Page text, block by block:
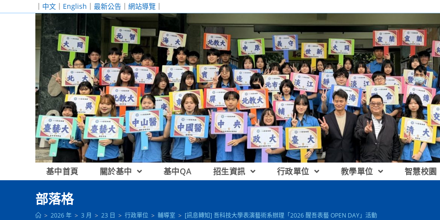
｜ 中文 ｜ English ｜ 最新公告 ｜ 網站導覽 ｜
基中首頁 關於基中 基中QA 招生資訊 行政單位 教學單位 智慧校園
部落格
> 2026 年 > 3 月 > 23 日 > 行政單位 > 輔導室 > [訊息轉知] 吾科技大學表演藝術系辦理「2026 醒吾表藝 OPEN DAY」活動